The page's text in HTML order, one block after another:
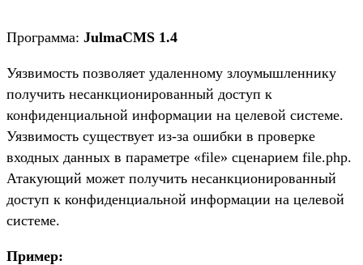
Программа: JulmaCMS 1.4
Уязвимость позволяет удаленному злоумышленнику
получить несанкционированный доступ к
конфиденциальной информации на целевой системе.
Уязвимость существует из-за ошибки в проверке
входных данных в параметре «file» сценарием file.php.
Атакующий может получить несанкционированный
доступ к конфиденциальной информации на целевой
системе.
Пример: